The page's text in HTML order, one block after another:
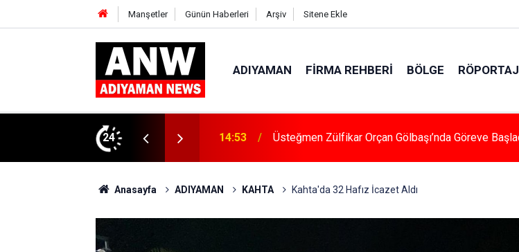
Manşetler Günün Haberleri Arşiv Sitene Ekle
ADIYAMAN FIRMA REHBERI BÖLGE RÖPORTAJ
24
Göreve Başladı 14:48 Menfeze Çarpan Araç Sürücüsü Yaralandı
Anasayfa ADIYAMAN KAHTA Kahta'da 32 Hafız İcazet Aldı